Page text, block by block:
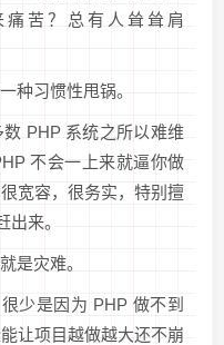
苦？总有人耸耸肩
种习惯性甩锅。
PHP 系统之所以难维
不会一上来就逼你做
宽容，很务实，特别擅
出来。
是灾难。
少是因为 PHP 做不到
让项目越做越大还不崩